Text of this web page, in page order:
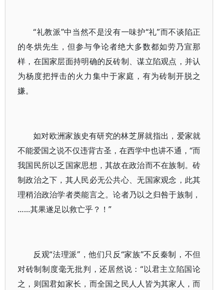
“礼教派”中当然不是没有一味护“礼”而不谈陷正
的冬烘先生，但参与争论者绝大多数都如劳乃宣那
样，在国家层面持明确的反砖制、谋立陷观点，并认
为杨度把抨击的火力集中于家庭，有为砖制开脱之
嫌。
如对欧洲家族史有研究的林芝屏就指出，爱家就
不能爱国之说不仅违背古圣，在西学中也讲不通，“而
我国民所以乏国家思想，其故在政治而不在族制。砖
制政治之下，其人民必无公共心、无国家观念，此其
理稍治政治学者类能言之。论者乃以之归咎于族制，
……其果遂足以救亡乎？！”
反观“法理派”，他们只反“家族”不反秦制，不但
对砖制制度毫无批判，还居然说：“以君主立陷国论
之，则国君如家长，而全国之民人人皆为其家人，而